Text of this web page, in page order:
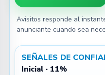
Avisitos responde al
anunciante cuando sea
SEÑALES DE
Inicial · 11%